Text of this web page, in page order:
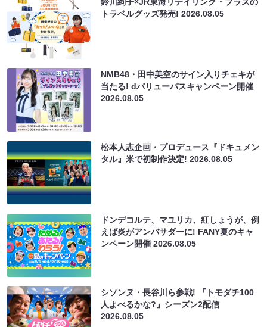
トラベルグッズ発売!2026.08.05
NMB48・田中美空のサイン入りチェキが
当たる! dバリューパスキャンペーン開催
2026.08.05
松本人志企画・プロデュース『ドキュメン
タル』米で初制作決定!2026.08.05
ドンデコルテ、マユリカ、紅しょうが、例
えば炎がアンバサダーに! FANY夏のキャ
ンペーン開催2026.08.05
シソンヌ・長谷川ら参戦! 『トモダチ100
人よべるかな?』シーズン2配信
2026.08.05